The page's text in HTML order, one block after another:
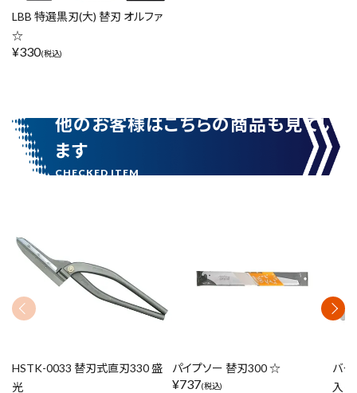
LBB 特選黒刃(大) 替刃 オルファ
☆
¥330(税込)
他のお客様はこちらの商品も見てい
ます
HSTK-0033 替刃式直刃330 盛
光
パイプソー 替刃300 ☆
¥737(税込)
バク
入り